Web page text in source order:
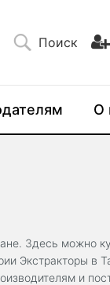
Поиск
О
Здесь можно
Экстракторы в
и